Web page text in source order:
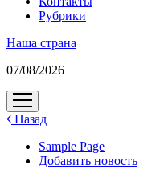
Рубрики
Наша страна
07/08/2026
открыть
меню
Назад
Sample Page
Добавить новость